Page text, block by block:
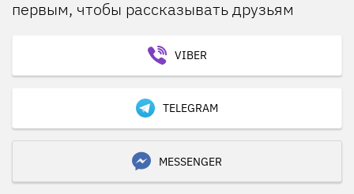
первым, чтобы рассказывать друзьям
VIBER
TELEGRAM
MESSENGER